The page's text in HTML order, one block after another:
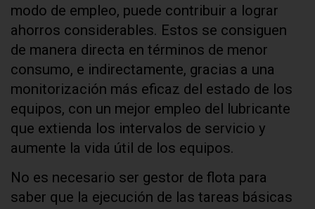
modo de empleo, puede contribuir a lograr
ahorros considerables. Estos se consiguen
de manera directa en términos de menor
consumo, e indirectamente, gracias a una
monitorización más eficaz del estado de los
equipos, con un mejor empleo del lubricante
que extienda los intervalos de servicio y
aumente la vida útil de los equipos.
No es necesario ser gestor de flota para
saber que la ejecución de las tareas básicas